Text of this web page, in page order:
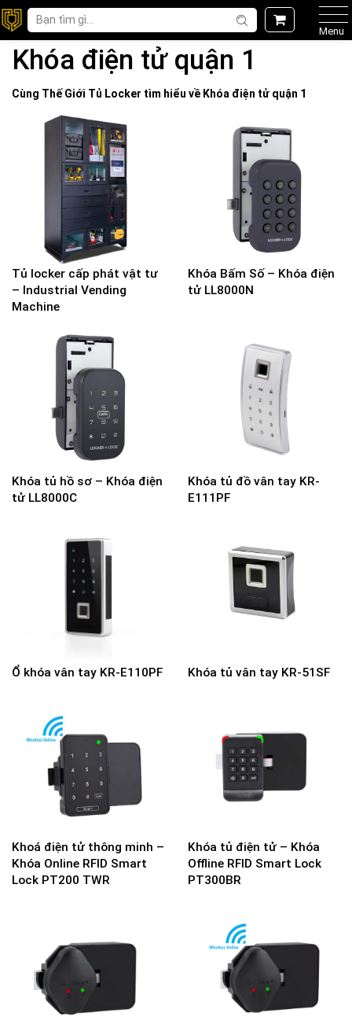
Menu
Khóa điện tử quận 1
Cùng Thế Giới Tủ Locker tìm hiểu về Khóa điện tử quận 1
Tủ locker cấp phát vật tư
– Industrial Vending
Machine
Khóa Bấm Số – Khóa điện
tử LL8000N
Khóa tủ hồ sơ – Khóa điện
tử LL8000C
Khóa tủ đồ vân tay KR-
E111PF
Ổ khóa vân tay KR-E110PF Khóa tủ vân tay KR-51SF
Khoá điện tử thông minh –
Khóa Online RFID Smart
Lock PT200 TWR
Khóa tủ điện tử – Khóa
Offline RFID Smart Lock
PT300BR